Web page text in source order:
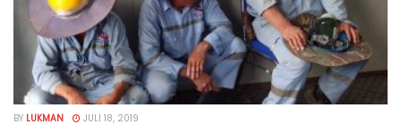
BY LUKMAN JULI 18, 2019